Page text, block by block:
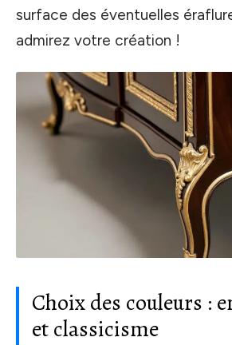
surface des éventuelles
admirez votre création !
Choix des couleurs :
et classicisme